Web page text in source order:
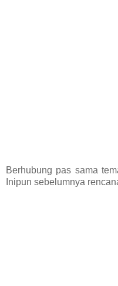
Berhubung pas sama
Inipun sebelumnya